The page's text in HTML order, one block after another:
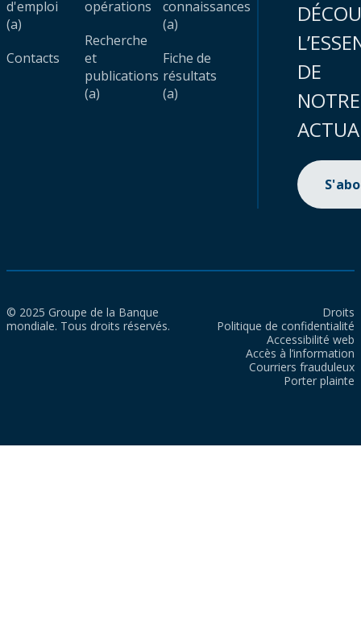
d'emploi
(a)
Contacts
opérations
Recherche
et
publications
(a)
connaissances
(a)
Fiche de
résultats
(a)
DE
NOTRE
© 2025 Groupe de la Banque
mondiale. Tous droits réservés.
Droits
Politique de confidentialité
Accessibilité web
Accès à l’information
Courriers frauduleux
Porter plainte